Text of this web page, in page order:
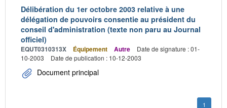
Délibération du 1er octobre 2003 relative à une
délégation de pouvoirs consentie au président du
conseil d'administration (texte non paru au Journal
officiel)
EQUT0310313X Équipement Autre
Date de signature : 01-
10-2003
Date de publication : 10-12-2003
Document principal
1